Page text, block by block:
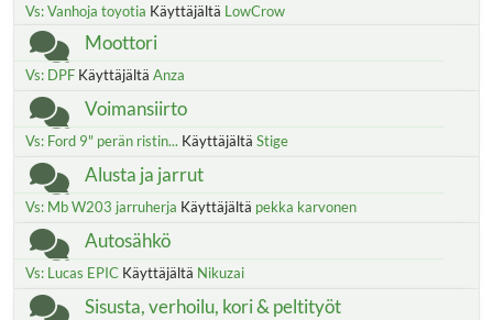
Vs: Vanhoja toyotia Käyttäjältä LowCrow
Moottori
Vs: DPF Käyttäjältä Anza
Voimansiirto
Vs: Ford 9" perän ristin... Käyttäjältä Stige
Alusta ja jarrut
Vs: Mb W203 jarruherja Käyttäjältä pekka karvonen
Autosähkö
Vs: Lucas EPIC Käyttäjältä Nikuzai
Sisusta, verhoilu, kori & peltityöt